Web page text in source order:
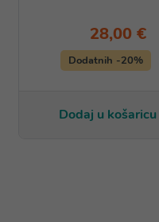
28,00 €
Dodatnih -20%
Dodaj u košaricu